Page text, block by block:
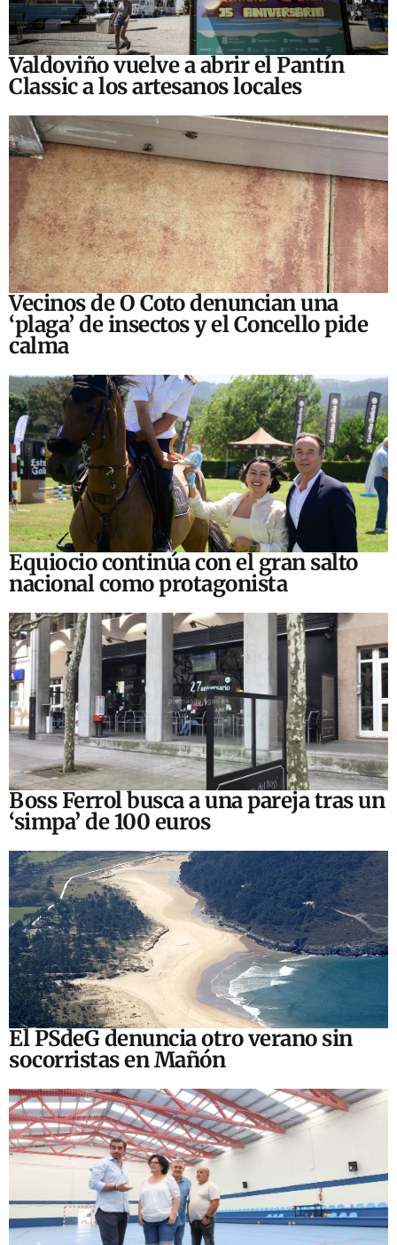
Valdoviño vuelve a abrir el Pantín
Classic a los artesanos locales
Vecinos de O Coto denuncian una
‘plaga’ de insectos y el Concello pide
calma
Equiocio continúa con el gran salto
nacional como protagonista
Boss Ferrol busca a una pareja tras un
‘simpa’ de 100 euros
El PSdeG denuncia otro verano sin
socorristas en Mañón